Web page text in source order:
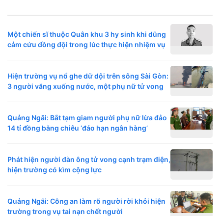
Một chiến sĩ thuộc Quân khu 3 hy sinh khi dũng
cảm cứu đồng đội trong lúc thực hiện nhiệm vụ
Hiện trường vụ nổ ghe dữ dội trên sông Sài Gòn:
3 người văng xuống nước, một phụ nữ tử vong
Quảng Ngãi: Bắt tạm giam người phụ nữ lừa đảo
14 tỉ đồng bằng chiêu ‘đáo hạn ngân hàng’
Phát hiện người đàn ông tử vong cạnh trạm điện,
hiện trường có kìm cộng lực
Quảng Ngãi: Công an làm rõ người rời khỏi hiện
trường trong vụ tai nạn chết người